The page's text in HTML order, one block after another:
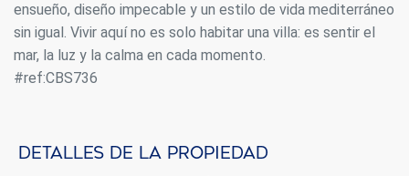
ensueño, diseño impecable y un estilo de vida mediterráneo
sin igual. Vivir aquí no es solo habitar una villa: es sentir el
mar, la luz y la calma en cada momento.
#ref:CBS736
Detalles de la propiedad